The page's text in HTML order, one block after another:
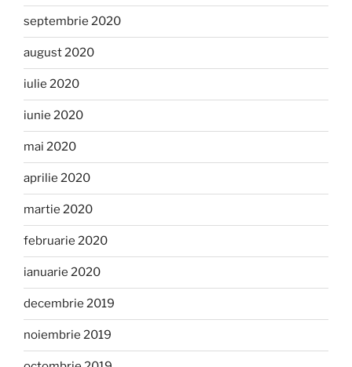
septembrie 2020
august 2020
iulie 2020
iunie 2020
mai 2020
aprilie 2020
martie 2020
februarie 2020
ianuarie 2020
decembrie 2019
noiembrie 2019